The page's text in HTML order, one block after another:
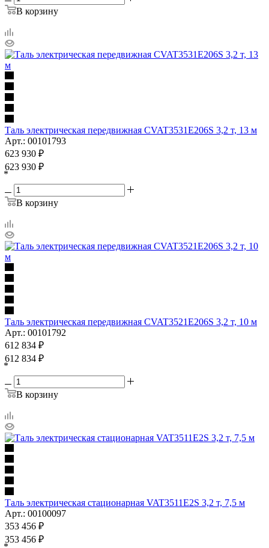
В корзину
Таль электрическая передвижная CVAT3531E206S 3,2 т, 13 м
Арт.: 00101793
623 930 ₽
623 930 ₽
*
В корзину
Таль электрическая передвижная CVAT3521E206S 3,2 т, 10 м
Арт.: 00101792
612 834 ₽
612 834 ₽
*
В корзину
Таль электрическая стационарная VAT3511E2S 3,2 т, 7,5 м
Арт.: 00100097
353 456 ₽
353 456 ₽